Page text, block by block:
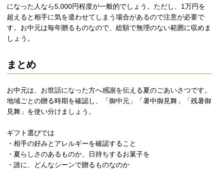
になった人なら5,000円程度が一般的でしょう。ただし、1万円を
超えると相手に気を遣わせてしまう場合があるので注意が必要で
す。お中元は毎年贈るものなので、総額で無理のない範囲に収めま
しょう。
まとめ
お中元は、お世話になった方へ感謝を伝える夏のごあいさつです。
地域ごとの贈る時期を確認し、「御中元」「暑中御見舞」「残暑御
見舞」を使い分けましょう。
ギフト選びでは
・相手の好みとアレルギーを確認すること
・夏らしさのあるものか、日持ちするお菓子を
・誰に、どんなシーンで贈るものなのか